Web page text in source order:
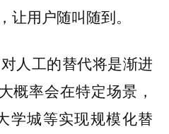
让用户随叫随到。
人工的替代将是渐进
概率会在特定场景，
学城等实现规模化替